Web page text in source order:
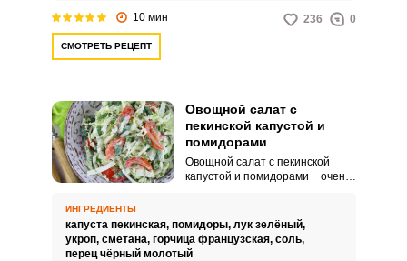
10 мин 236 0
СМОТРЕТЬ РЕЦЕПТ
Овощной салат с
пекинской капустой и
помидорами
Овощной салат с пекинской
капустой и помидорами − очень
ваш обед или ужин или
послужит идеальным рабочим
перекусом. Готовить такой салат
ИНГРЕДИЕНТЫ
капуста пекинская, помидоры, лук зелёный,
укроп, сметана, горчица французская, соль,
перец чёрный молотый